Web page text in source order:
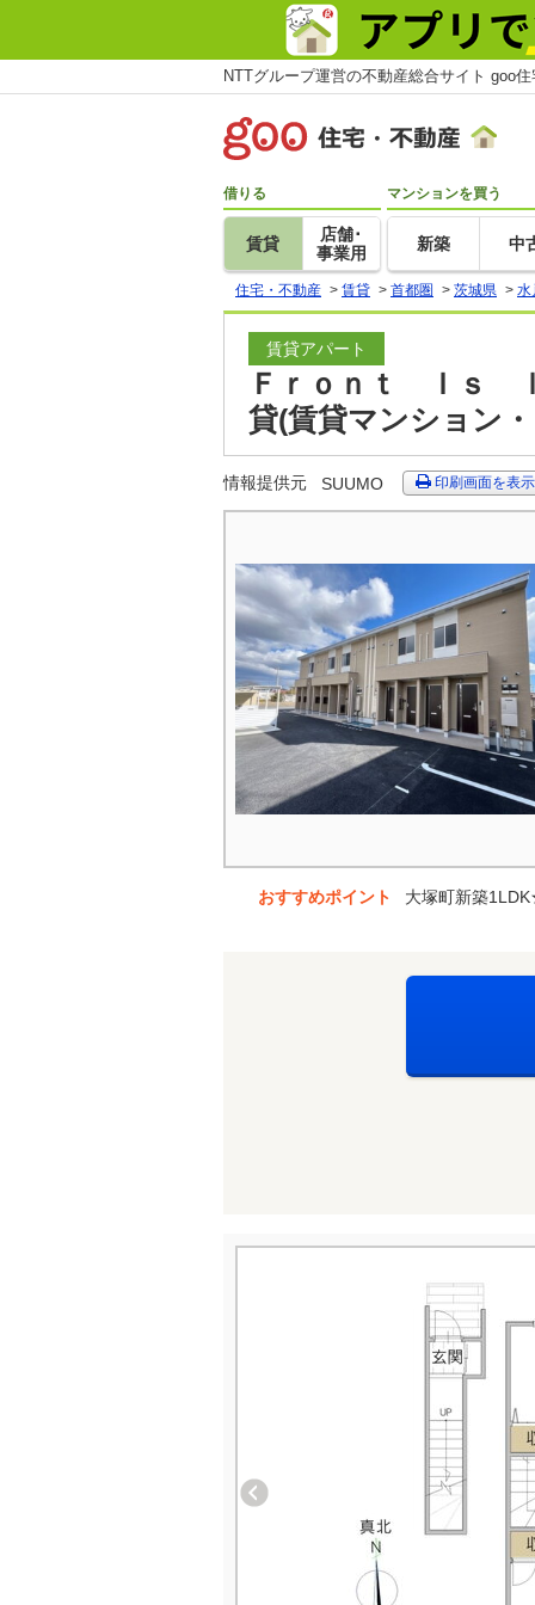
NTTグループ運営の不動産総合サイト goo
借りる
賃貸
店舗･
事業用
マンションを買う
新築 中
住宅・不動産 > 賃貸 > 首都圏 > 茨城県 > 水
賃貸アパート
Ｆｒｏｎｔ Ｉｓ
貸(賃貸マンション
情報提供元 SUUMO 印刷画面を表示
おすすめポイント 大塚町新築